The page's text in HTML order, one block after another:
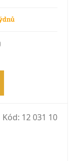
Kód: 12 031 10